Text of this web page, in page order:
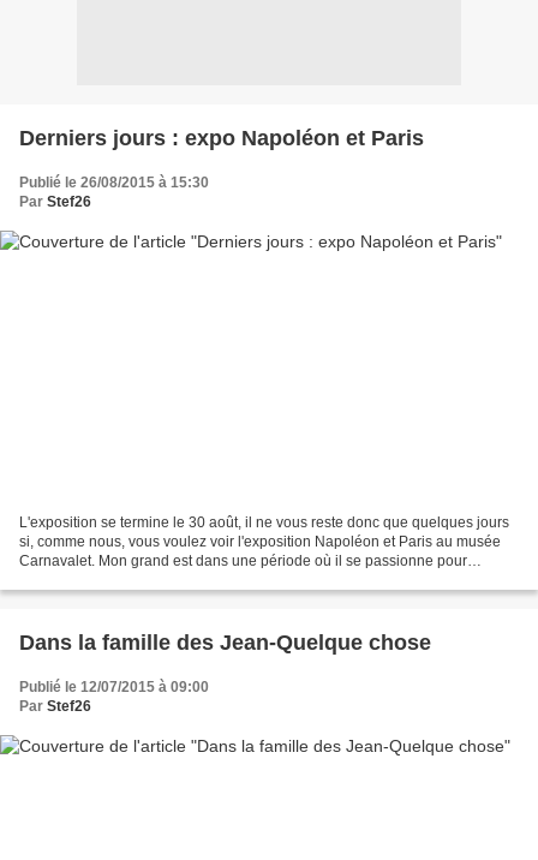
Derniers jours : expo Napoléon et Paris
Publié le 26/08/2015 à 15:30
Par Stef26
L'exposition se termine le 30 août, il ne vous reste donc que quelques jours
si, comme nous, vous voulez voir l'exposition Napoléon et Paris au musée
Carnavalet. Mon grand est dans une période où il se passionne pour
Dans la famille des Jean-Quelque chose
Publié le 12/07/2015 à 09:00
Par Stef26